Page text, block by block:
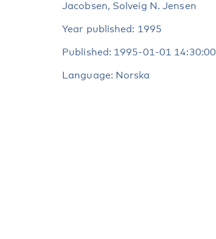
Jacobsen, Solveig N. Jensen
Year published: 1995
Published: 1995-01-01 14:30:00
Language: Norska